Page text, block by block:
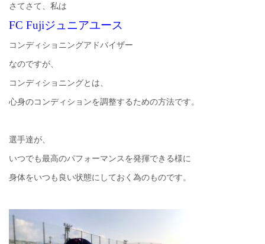
さてさて、私は
FC Fujiジュニアユース
コンディショニングアドバイザー
なのですが、
コンディショニングとは、
心身のコンディションを調整するための方法です。
選手達が、
いつでも最高のパフォーマンスを発揮できる様に
身体をいつも良い状態にしておく為のものです。